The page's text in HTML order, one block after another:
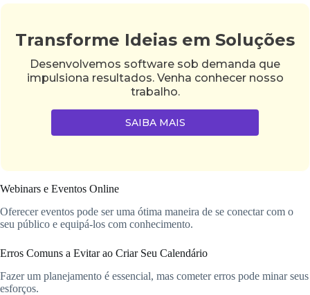
Transforme Ideias em Soluções
Desenvolvemos software sob demanda que
impulsiona resultados. Venha conhecer nosso
trabalho.
SAIBA MAIS
Webinars e Eventos Online
Oferecer eventos pode ser uma ótima maneira de se conectar com o
seu público e equipá-los com conhecimento.
Erros Comuns a Evitar ao Criar Seu Calendário
Fazer um planejamento é essencial, mas cometer erros pode minar seus
esforços.